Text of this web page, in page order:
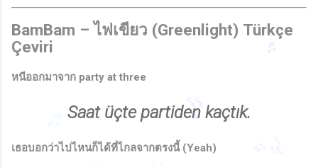
BamBam – ไฟเขียว (Greenlight) Türkçe
Çeviri
หนีออกมาจาก party at three
Saat üçte partiden kaçtık.
เธอบอกว่าไปไหนก็ได้ที่ไกลจากตรงนี้ (Yeah)